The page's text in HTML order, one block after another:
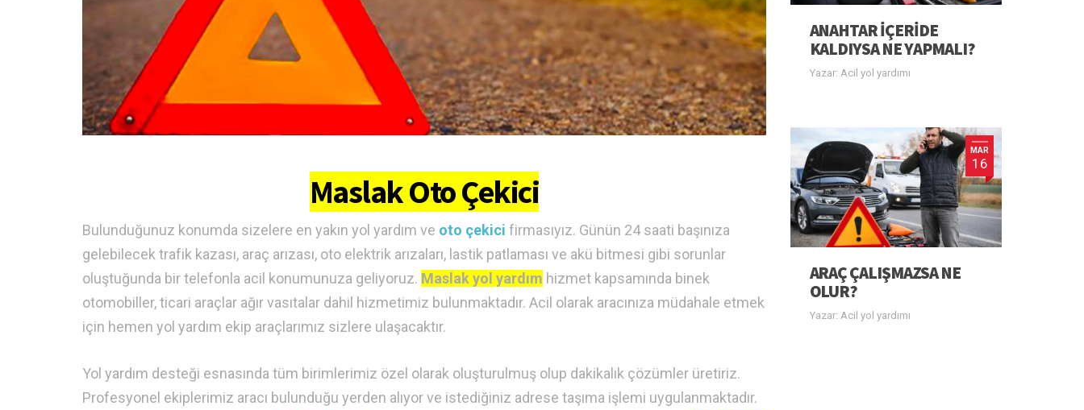
Maslak Oto Çekici
Bulunduğunuz konumda sizelere en yakın yol yardım ve oto çekici firmasıyız. Günün 24 saati başınıza
gelebilecek trafik kazası, araç arızası, oto elektrik arızaları, lastik patlaması ve akü bitmesi gibi sorunlar
oluştuğunda bir telefonla acil konumunuza geliyoruz. Maslak yol yardım hizmet kapsamında binek
otomobiller, ticari araçlar ağır vasıtalar dahil hizmetimiz bulunmaktadır. Acil olarak aracınıza müdahale etmek
için hemen yol yardım ekip araçlarımız sizlere ulaşacaktır.
Yol yardım desteği esnasında tüm birimlerimiz özel olarak oluşturulmuş olup dakikalık çözümler üretiriz.
Profesyonel ekiplerimiz aracı bulunduğu yerden alıyor ve istediğiniz adrese taşıma işlemi uygulanmaktadır.
ANAHTAR IÇERIDE
KALDIYSA NE YAPMALI?
Yazar: Acil yol yardımı
MAR
16
ARAÇ ÇALIŞMAZSA NE
OLUR?
Yazar: Acil yol yardımı